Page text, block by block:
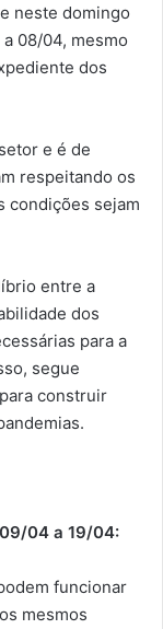
neste domingo
08/04, mesmo
dos
e é de
respeitando os
condições sejam
entre a
dos
para a
segue
construir
09/04 a 19/04:
funcionar
mesmos